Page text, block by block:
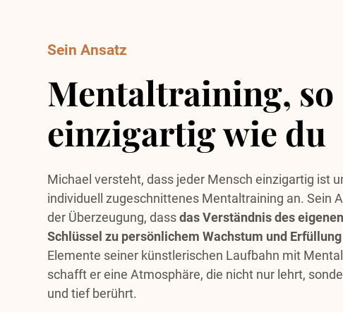
Sein Ansatz
Mentaltraining, so
einzigartig wie du
Michael versteht, dass jeder Mensch einzigartig ist
individuell zugeschnittenes Mentaltraining an. Sein
der Überzeugung, dassdas Verständnis des
Schlüssel zu persönlichem Wachstum und
Elemente seiner künstlerischen Laufbahn mit
schafft er eine Atmosphäre, die nicht nur lehrt,
und tief berührt.